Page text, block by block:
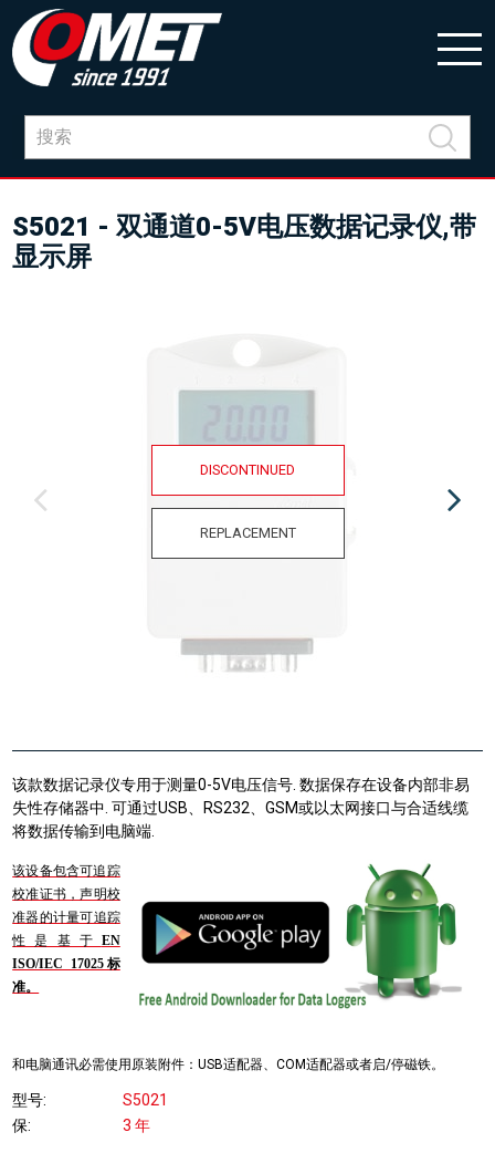
S5021 - 双通道0-5V电压数据记录仪,带
显示屏
DISCONTINUED
REPLACEMENT
该款数据记录仪专用于测量0-5V电压信号. 数据保存在设备内部非易
失性存储器中. 可通过USB、RS232、GSM或以太网接口与合适线缆
将数据传输到电脑端.
该设备包含可追踪
校准证书，声明校
准器的计量可追踪
性是基于 EN
ISO/IEC 17025标
准。
和电脑通讯必需使用原装附件：USB适配器、COM适配器或者启/停磁铁。
型号
S5021
保
3 年